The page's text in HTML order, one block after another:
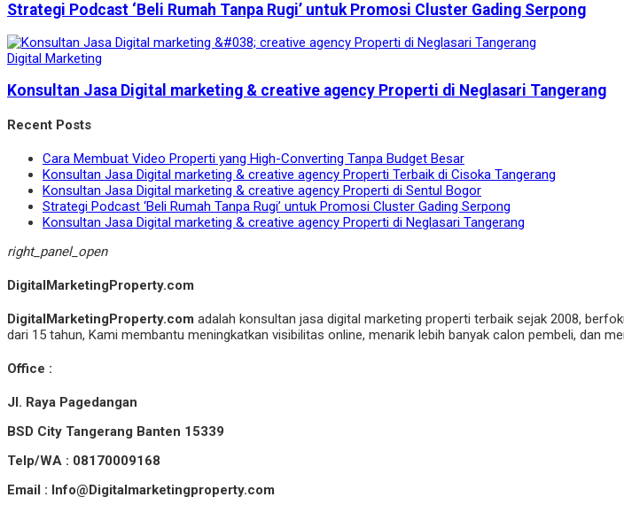
Strategi Podcast ‘Beli Rumah Tanpa Rugi’ untuk Promosi Cluster Gading Serpong
Digital Marketing
Konsultan Jasa Digital marketing & creative agency Properti di Neglasari Tangerang
Recent Posts
Cara Membuat Video Properti yang High-Converting Tanpa Budget Besar
Konsultan Jasa Digital marketing & creative agency Properti Terbaik di Cisoka Tangerang
Konsultan Jasa Digital marketing & creative agency Properti di Sentul Bogor
Strategi Podcast ‘Beli Rumah Tanpa Rugi’ untuk Promosi Cluster Gading Serpong
Konsultan Jasa Digital marketing & creative agency Properti di Neglasari Tangerang
right_panel_open
DigitalMarketingProperty.com
DigitalMarketingProperty.com adalah konsultan jasa digital marketing properti terbaik sejak 2008,
dari 15 tahun, Kami membantu meningkatkan visibilitas online, menarik lebih banyak calon pembeli, dan
Office :
Jl. Raya Pagedangan
BSD City Tangerang Banten 15339
Telp/WA : 08170009168
Email : Info@Digitalmarketingproperty.com